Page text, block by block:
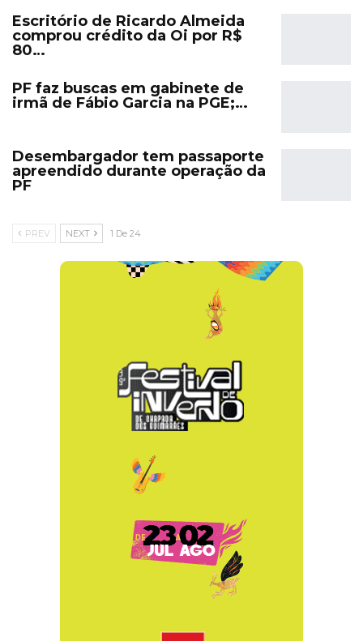
Escritório de Ricardo Almeida
comprou crédito da Oi por R$
80…
PF faz buscas em gabinete de
irmã de Fábio Garcia na PGE;…
Desembargador tem passaporte
apreendido durante operação da
PF
PREV NEXT 1 De 24